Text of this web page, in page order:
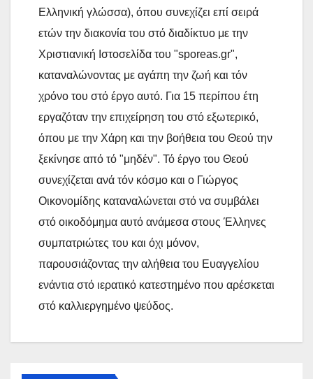
Ελληνική γλώσσα), όπου συνεχίζει επί σειρά
ετών την διακονία του στό διαδίκτυο με την
Χριστιανική Ιστοσελίδα του "sporeas.gr",
καταναλώνοντας με αγάπη την ζωή και τόν
χρόνο του στό έργο αυτό. Για 15 περίπου έτη
εργαζόταν την επιχείρηση του στό εξωτερικό,
όπου με την Χάρη και την βοήθεια του Θεού την
ξεκίνησε από τό "μηδέν". Τό έργο του Θεού
συνεχίζεται ανά τόν κόσμο και ο Γιώργος
Οικονομίδης καταναλώνεται στό να συμβάλει
στό οικοδόμημα αυτό ανάμεσα στους Έλληνες
συμπατριώτες του και όχι μόνον,
παρουσιάζοντας την αλήθεια του Ευαγγελίου
ενάντια στό ιερατικό κατεστημένο που αρέσκεται
στό καλλιεργημένο ψεύδος.